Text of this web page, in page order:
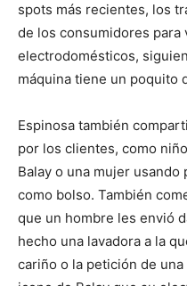
spots más recientes, los
de los consumidores para
electrodomésticos,
máquina tiene un poquito
Espinosa también
por los clientes, como
Balay o una mujer usando
como bolso. También
que un hombre les envió
hecho una lavadora a la
cariño o la petición de